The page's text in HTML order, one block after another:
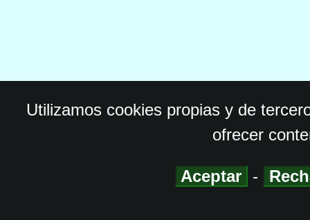
Utilizamos cookies propias y de
ofrecer
Aceptar -